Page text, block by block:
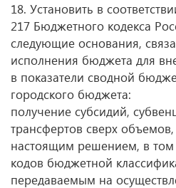
18. Установить в
217 Бюджетного кодекса
следующие основания,
исполнения бюджета для
в показатели сводной
городского бюджета:
получение субсидий,
трансфертов сверх
настоящим решением, в том
кодов бюджетной
передаваемым на